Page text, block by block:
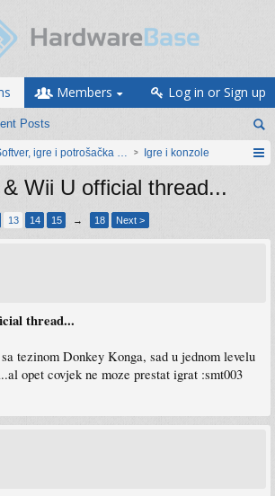
Posts
Members Log in or Sign up
igre i potrošačka elektronikaIgre i konzole
Wii U official thread...
13 14 15 → 18 Next >
thread...
tezinom Donkey Konga, sad u jednom levelu
opet covjek ne moze prestat igrat :smt003